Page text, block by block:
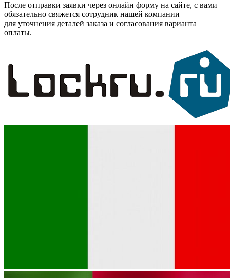
После отправки заявки через онлайн форму на сайте, с вами
обязательно свяжется сотрудник нашей компании
для уточнения деталей заказа и согласования варианта
оплаты.